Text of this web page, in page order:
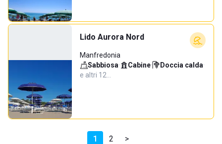
Lido Aurora Nord
Manfredonia
Sabbiosa· Cabine· Doccia calda·
e altri 12…
1 2 >